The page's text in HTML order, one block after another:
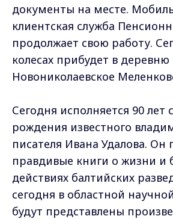
документы на месте.
клиентская служба
продолжает свою работу.
колесах прибудет в деревню
Новониколаевское
Сегодня исполняется 90 лет
рождения известного
писателя Ивана Удалова. Он
правдивые книги о жизни и
действиях балтийских
сегодня в областной
будут представлены